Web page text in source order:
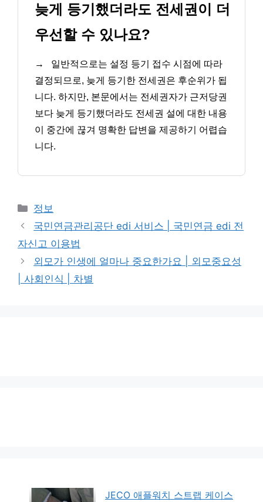
늦게 등기했더라도 전세권이 더
우선할 수 있나요?
→
일반적으로는 설정 등기 접수 시점에 따라
결정되므로, 늦게 등기한 전세권은 후순위가 됩
니다. 하지만, 본문에서는 전세권자가 근저당권
보다 늦게 등기했더라도 전세권 설에 대한 내용
이 중간에 끊겨 명확한 답변을 제공하기 어렵습
니다.
카
테
고
리
정보
국민연금관리공단 edi 서비스 | 국민연금 edi 전
자신고 이용법
외모가 인생에 얼마나 중요한가요 | 외모중요성
| 사회인식 | 차별
JECO 애플워치 스트랩 케이스